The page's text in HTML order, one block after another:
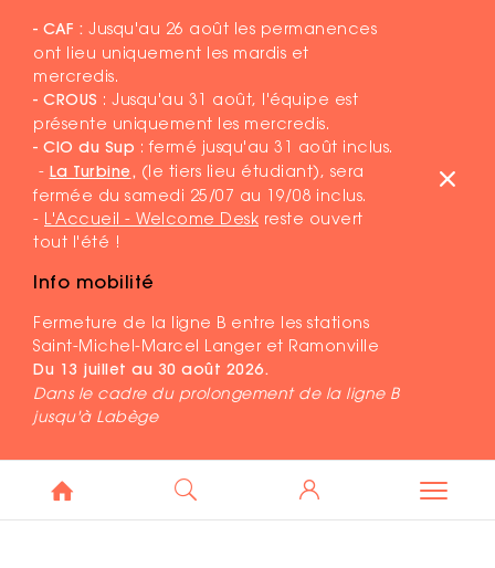
- CAF : Jusqu'au 26 août les permanences
ont lieu uniquement les mardis et
mercredis.
- CROUS : Jusqu'au 31 août, l'équipe est
présente uniquement les mercredis.
- CIO du Sup : fermé jusqu'au 31 août inclus.
- La Turbine, (le tiers lieu étudiant), sera
fermée du samedi 25/07 au 19/08 inclus.
- L'Accueil - Welcome Desk reste ouvert
tout l'été !
Info mobilité
Fermeture de la ligne B entre les stations
Saint-Michel-Marcel Langer et Ramonville
Du 13 juillet au 30 août 2026.
Dans le cadre du prolongement de la ligne B
jusqu'à Labège
MENTIONS LÉGALES
DR ©COMMUNAUTÉ D'UNIVERSITÉS ET ÉTABLISSEMENTS DE
TOULOUSE - 2026